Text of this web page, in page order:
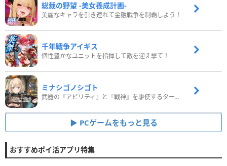
総裁の野望 -美女養成計画-
美麗なキャラを引き連れて金融戦争を制覇しよう！
千年戦争アイギス
個性豊かなユニットを指揮して敵を迎え撃て！
ミナシゴノシゴト
武器の『アビリティ』と『戦神』を駆使するターン制コマンドバトルRPG！
PCゲームをもっと見る
おすすめポイ活アプリ特集